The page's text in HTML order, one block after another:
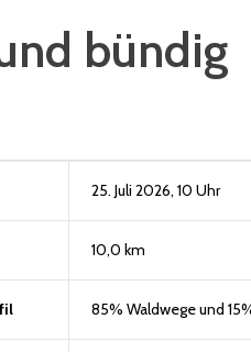
bündig
25. Juli 2026, 10 Uhr
10,0 km
85% Waldwege und